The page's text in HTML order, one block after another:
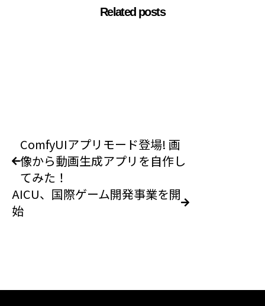
Related posts
ComfyUIアプリモード登場! 画
像から動画生成アプリを自作し
てみた！
AICU、国際ゲーム開発事業を開
始